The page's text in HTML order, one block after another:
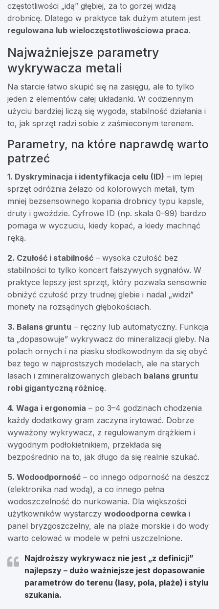
częstotliwości „idą” głębiej, za to gorzej widzą
drobnicę. Dlatego w praktyce tak dużym atutem jest
regulowana lub wieloczęstotliwościowa praca.
Najważniejsze parametry
wykrywacza metali
Na starcie łatwo skupić się na zasięgu, ale to tylko
jeden z elementów całej układanki. W codziennym
użyciu bardziej liczą się wygoda, stabilność działania i
to, jak sprzęt radzi sobie z zaśmieconym terenem.
Parametry, na które naprawdę warto
patrzeć
1. Dyskryminacja i identyfikacja celu (ID) – im lepiej
sprzęt odróżnia żelazo od kolorowych metali, tym
mniej bezsensownego kopania drobnicy typu kapsle,
druty i gwoździe. Cyfrowe ID (np. skala 0–99) bardzo
pomaga w wyczuciu, kiedy kopać, a kiedy machnąć
ręką.
2. Czułość i stabilność – wysoka czułość bez
stabilności to tylko koncert fałszywych sygnałów. W
praktyce lepszy jest sprzęt, który pozwala sensownie
obniżyć czułość przy trudnej glebie i nadal „widzi”
monety na rozsądnych głębokościach.
3. Balans gruntu – ręczny lub automatyczny. Funkcja
ta „dopasowuje” wykrywacz do mineralizacji gleby. Na
polach ornych i na piasku słodkowodnym da się obyć
bez tego w najprostszych modelach, ale na starych
lasach i zmineralizowanych glebach balans gruntu
robi gigantyczną różnicę.
4. Waga i ergonomia – po 3–4 godzinach chodzenia
każdy dodatkowy gram zaczyna irytować. Dobrze
wyważony wykrywacz, z regulowanym drążkiem i
wygodnym podłokietnikiem, przekłada się
bezpośrednio na to, jak długo da się realnie szukać.
5. Wodoodporność – co innego odporność na deszcz
(elektronika nad wodą), a co innego pełna
wodoszczelność do nurkowania. Dla większości
użytkowników wystarczy wodoodporna cewka i
panel bryzgoszczelny, ale na plaże morskie i do wody
warto celować w modele w pełni uszczelnione.
Najdroższy wykrywacz nie jest „z definicji”
najlepszy – dużo ważniejsze jest dopasowanie
parametrów do terenu (lasy, pola, plaże) i stylu
szukania.